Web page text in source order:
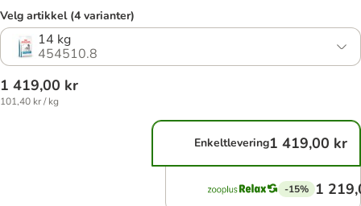
Velg artikkel (4 varianter)
14 kg
454510.8
1 419,00 kr
101,40 kr / kg
Enkeltlevering1 419,00 kr
-15% 1